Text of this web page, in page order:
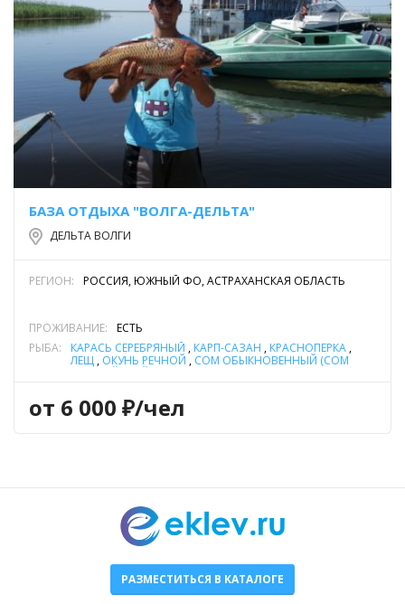
БАЗА ОТДЫХА "ВОЛГА-ДЕЛЬТА"
ДЕЛЬТА ВОЛГИ
РЕГИОН: РОССИЯ, ЮЖНЫЙ ФО, АСТРАХАНСКАЯ ОБЛАСТЬ
ПРОЖИВАНИЕ:
ЕСТЬ
РЫБА:
КАРАСЬ СЕРЕБРЯНЫЙ , КАРП-САЗАН , КРАСНОПЕРКА ,
ЛЕЩ , ОКУНЬ РЕЧНОЙ , СОМ ОБЫКНОВЕННЫЙ (СОМ
от 6 000 ₽/чел
РАЗМЕСТИТЬСЯ В КАТАЛОГЕ